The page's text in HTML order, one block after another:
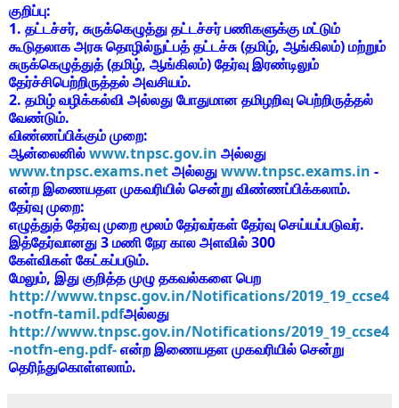
குறிப்பு:
1. தட்டச்சர், சுருக்கெழுத்து தட்டச்சர் பணிகளுக்கு மட்டும்
கூடுதலாக அரசு தொழில்நுட்பத் தட்டச்சு (தமிழ், ஆங்கிலம்) மற்றும்
சுருக்கெழுத்துத் (தமிழ், ஆங்கிலம்) தேர்வு இரண்டிலும்
தேர்ச்சிபெற்றிருத்தல் அவசியம்.
2. தமிழ் வழிக்கல்வி அல்லது போதுமான தமிழறிவு பெற்றிருத்தல்
வேண்டும்.
விண்ணப்பிக்கும் முறை:
ஆன்லைனில்www.tnpsc.gov.in அல்லது
www.tnpsc.exams.netஅல்லதுwww.tnpsc.exams.in -
என்ற இணையதள முகவரியில் சென்று விண்ணப்பிக்கலாம்.
தேர்வு முறை:
எழுத்துத் தேர்வு முறை மூலம் தேர்வர்கள் தேர்வு செய்யப்படுவர்.
இத்தேர்வானது3 மணி நேர கால அளவில் 300
கேள்விகள்கேட்கப்படும்.
மேலும், இது குறித்த முழு தகவல்களை பெற
http://www.tnpsc.gov.in/Notifications/2019_19_ccse4
-notfn-tamil.pdfஅல்லது
http://www.tnpsc.gov.in/Notifications/2019_19_ccse4
-notfn-eng.pdf-என்ற இணையதள முகவரியில் சென்று
தெரிந்துகொள்ளலாம்.